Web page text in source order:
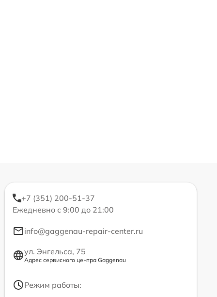
+7 (351) 200-51-37
Ежедневно с 9:00 до 21:00
info@gaggenau-repair-center.ru
ул. Энгельса, 75
Адрес сервисного центра Gaggenau
Режим работы: